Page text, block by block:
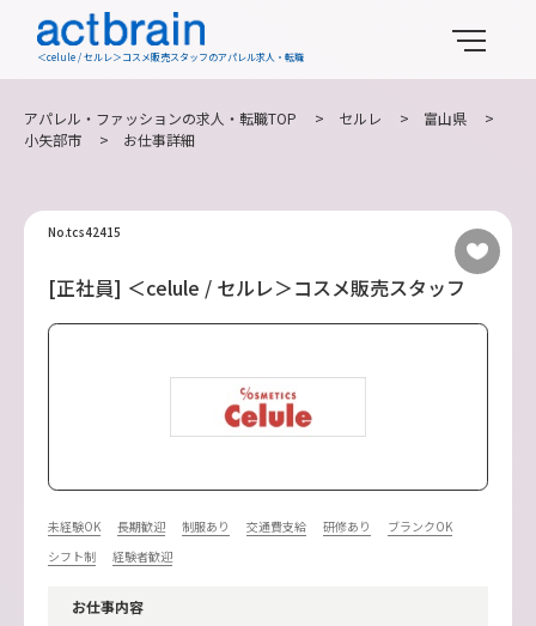
＜celule / セルレ＞コスメ販売スタッフのアパレル求人・転職
アパレル・ファッションの求人・転職TOP > セルレ > 富山県 >
小矢部市 > お仕事詳細
No.tcs42415
[正社員] ＜celule / セルレ＞コスメ販売スタッフ
未経験OK 長期歓迎 制服あり 交通費支給 研修あり
ブランクOK
シフト制
経験者歓迎
お仕事内容